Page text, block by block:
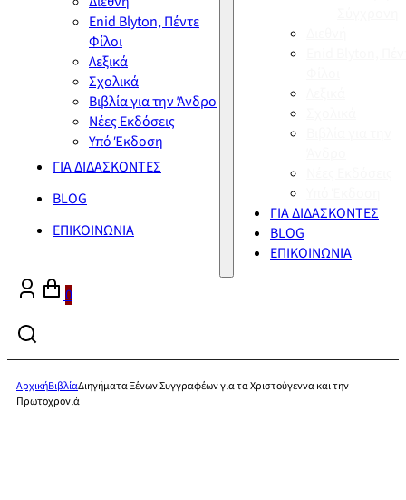
Enid Blyton, Πέντε
Φίλοι
Λεξικά
Σχολικά
Βιβλία για την Άνδρο
Νέες Εκδόσεις
Υπό Έκδοση
ΓΙΑ ΔΙΔΑΣΚΟΝΤΕΣ
BLOG
ΕΠΙΚΟΙΝΩΝΙΑ
ΓΙΑ ΔΙΔΑΣΚΟΝΤΕΣ
BLOG
ΕΠΙΚΟΙΝΩΝΙΑ
0
ΑρχικήΒιβλίαΔιηγήματα Ξένων Συγγραφέων για τα Χριστούγεννα και την
Πρωτοχρονιά